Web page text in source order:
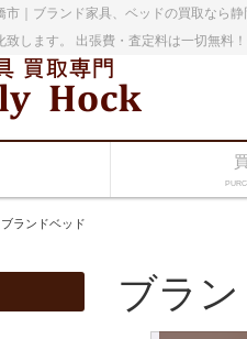
｜ブランド家具、ベッドの買取なら
致します。 出張費・査定料は一切無料
ランドベッド
ブラ